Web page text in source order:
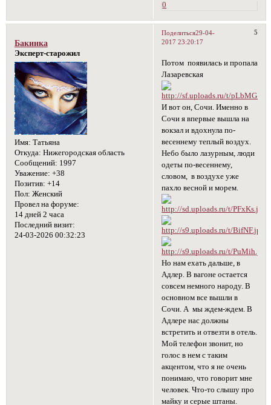
0
Поделиться 5
29-04-
2017 23:20:17
Бакинка
Эксперт-старожил
Имя: Татьяна
Откуда: Нижегородская область
Сообщений: 1997
Уважение: +38
Позитив: +14
Пол: Женский
Провел на форуме:
14 дней 2 часа
Последний визит:
24-03-2026 00:32:23
Потом появилась и пропала
Лазаревская
И вот он, Сочи. Именно в
Сочи я впервые вышла на
вокзал и вдохнула по-
весеннему теплый воздух.
Небо было лазурным, люди
одеты по-весеннему,
словом, в воздухе уже
пахло весной и морем.
Но нам ехать дальше, в
Адлер. В вагоне остается
совсем немного народу. В
основном все вышли в
Сочи. А мы ждем-ждем. В
Адлере нас должны
встретить и отвезти в отель.
Мой телефон звонит, но
голос в нем с таким
акцентом, что я не очень
понимаю, что говорит мне
человек. Что-то слышу про
майку и серые штаны.